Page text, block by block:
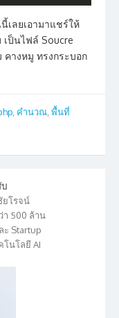
เลยเอามาแชร์ให้
เป็นไฟล์ Soucre
คางหมู ทรงกระบอก
, คำนวณ, พื้นที่
ยโรจน์
า 500 ล้าน
ะ Startup
โนโลยี AI